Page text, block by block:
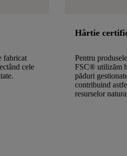
fabricat
cele
Hârtie
Pentru
FSC® utilizăm
păduri
contribuind
resurselor